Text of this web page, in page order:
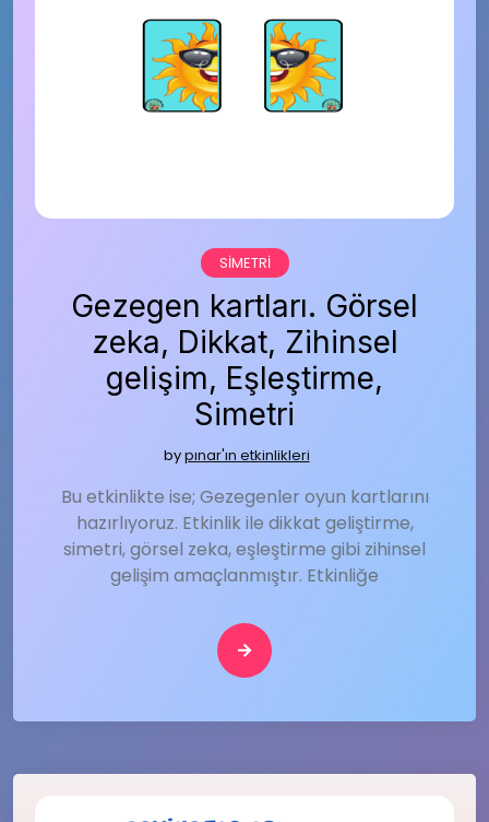
SIMETRI
Gezegen kartları. Görsel
zeka, Dikkat, Zihinsel
gelişim, Eşleştirme,
Simetri
bypınar'ın etkinlikleri
Bu etkinlikte ise; Gezegenler oyun kartlarını
hazırlıyoruz. Etkinlik ile dikkat geliştirme,
simetri, görsel zeka, eşleştirme gibi zihinsel
gelişim amaçlanmıştır. Etkinliğe